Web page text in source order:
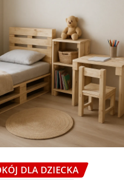
DLA DZIECKA